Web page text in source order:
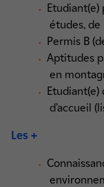
Etudiant(e)
études,
Permis B
Aptitudes
en
d’accueil
Les +